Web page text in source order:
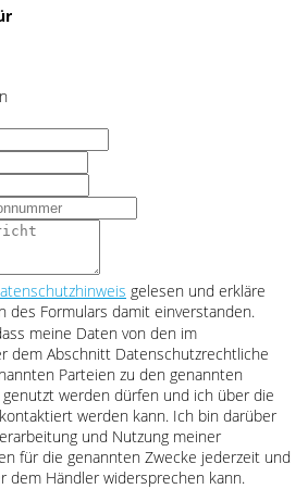
gelesen und erkläre
des Formulars damit einverstanden.
meine Daten von den im
dem Abschnitt Datenschutzrechtliche
Parteien zu den genannten
werden dürfen und ich über die
werden kann. Ich bin darüber
und Nutzung meiner
für die genannten Zwecke jederzeit und
dem Händler widersprechen kann.